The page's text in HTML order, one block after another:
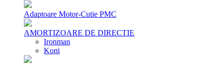
Adaptoare Motor-Cutie PMC
AMORTIZOARE DE DIRECTIE
Ironman
Koni